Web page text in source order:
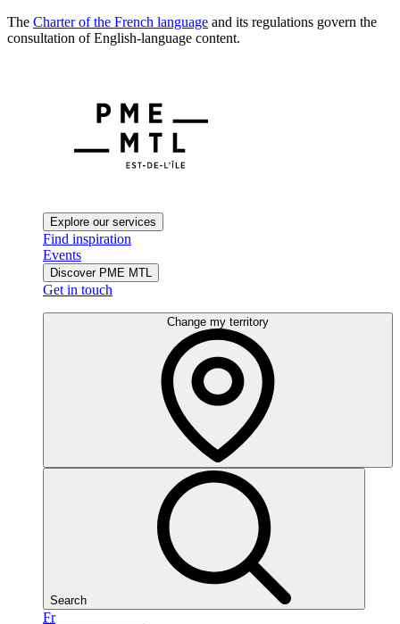
The Charter of the French language and its regulations govern the
consultation of English-language content.
Explore our services
Find inspiration
Events
Discover PME MTL
Get in touch
Change my territory
Search
Fr